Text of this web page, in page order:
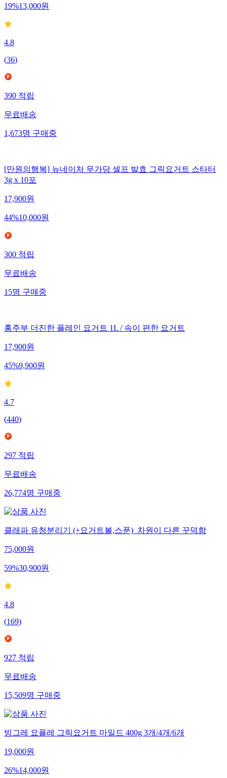
19%13,000원
4.8
(36)
390적립
무료배송
1,673명구매중
[만원의행복] 뉴네이처 무가당 셀프 발효 그릭요거트 스타터
3g x 10포
17,900원
44%10,000원
300적립
무료배송
15명구매중
홍주부 더진한 플레인 요거트 1L / 속이 편한 요거트
17,900원
45%9,900원
4.7
(440)
297적립
무료배송
26,774명구매중
클래파 유청분리기 (+요거트볼,스푼)_차원이 다른 꾸덕함
75,000원
59%30,900원
4.8
(169)
927적립
무료배송
15,509명구매중
빙그레 요플레 그릭요거트 마일드 400g 3개/4개/6개
19,000원
26%14,000원